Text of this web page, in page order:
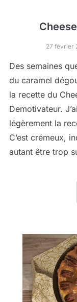
27 février
Des semaines
du caramel
la recette du
Demotivateur.
légèrement la
C’est crémeux,
autant être trop